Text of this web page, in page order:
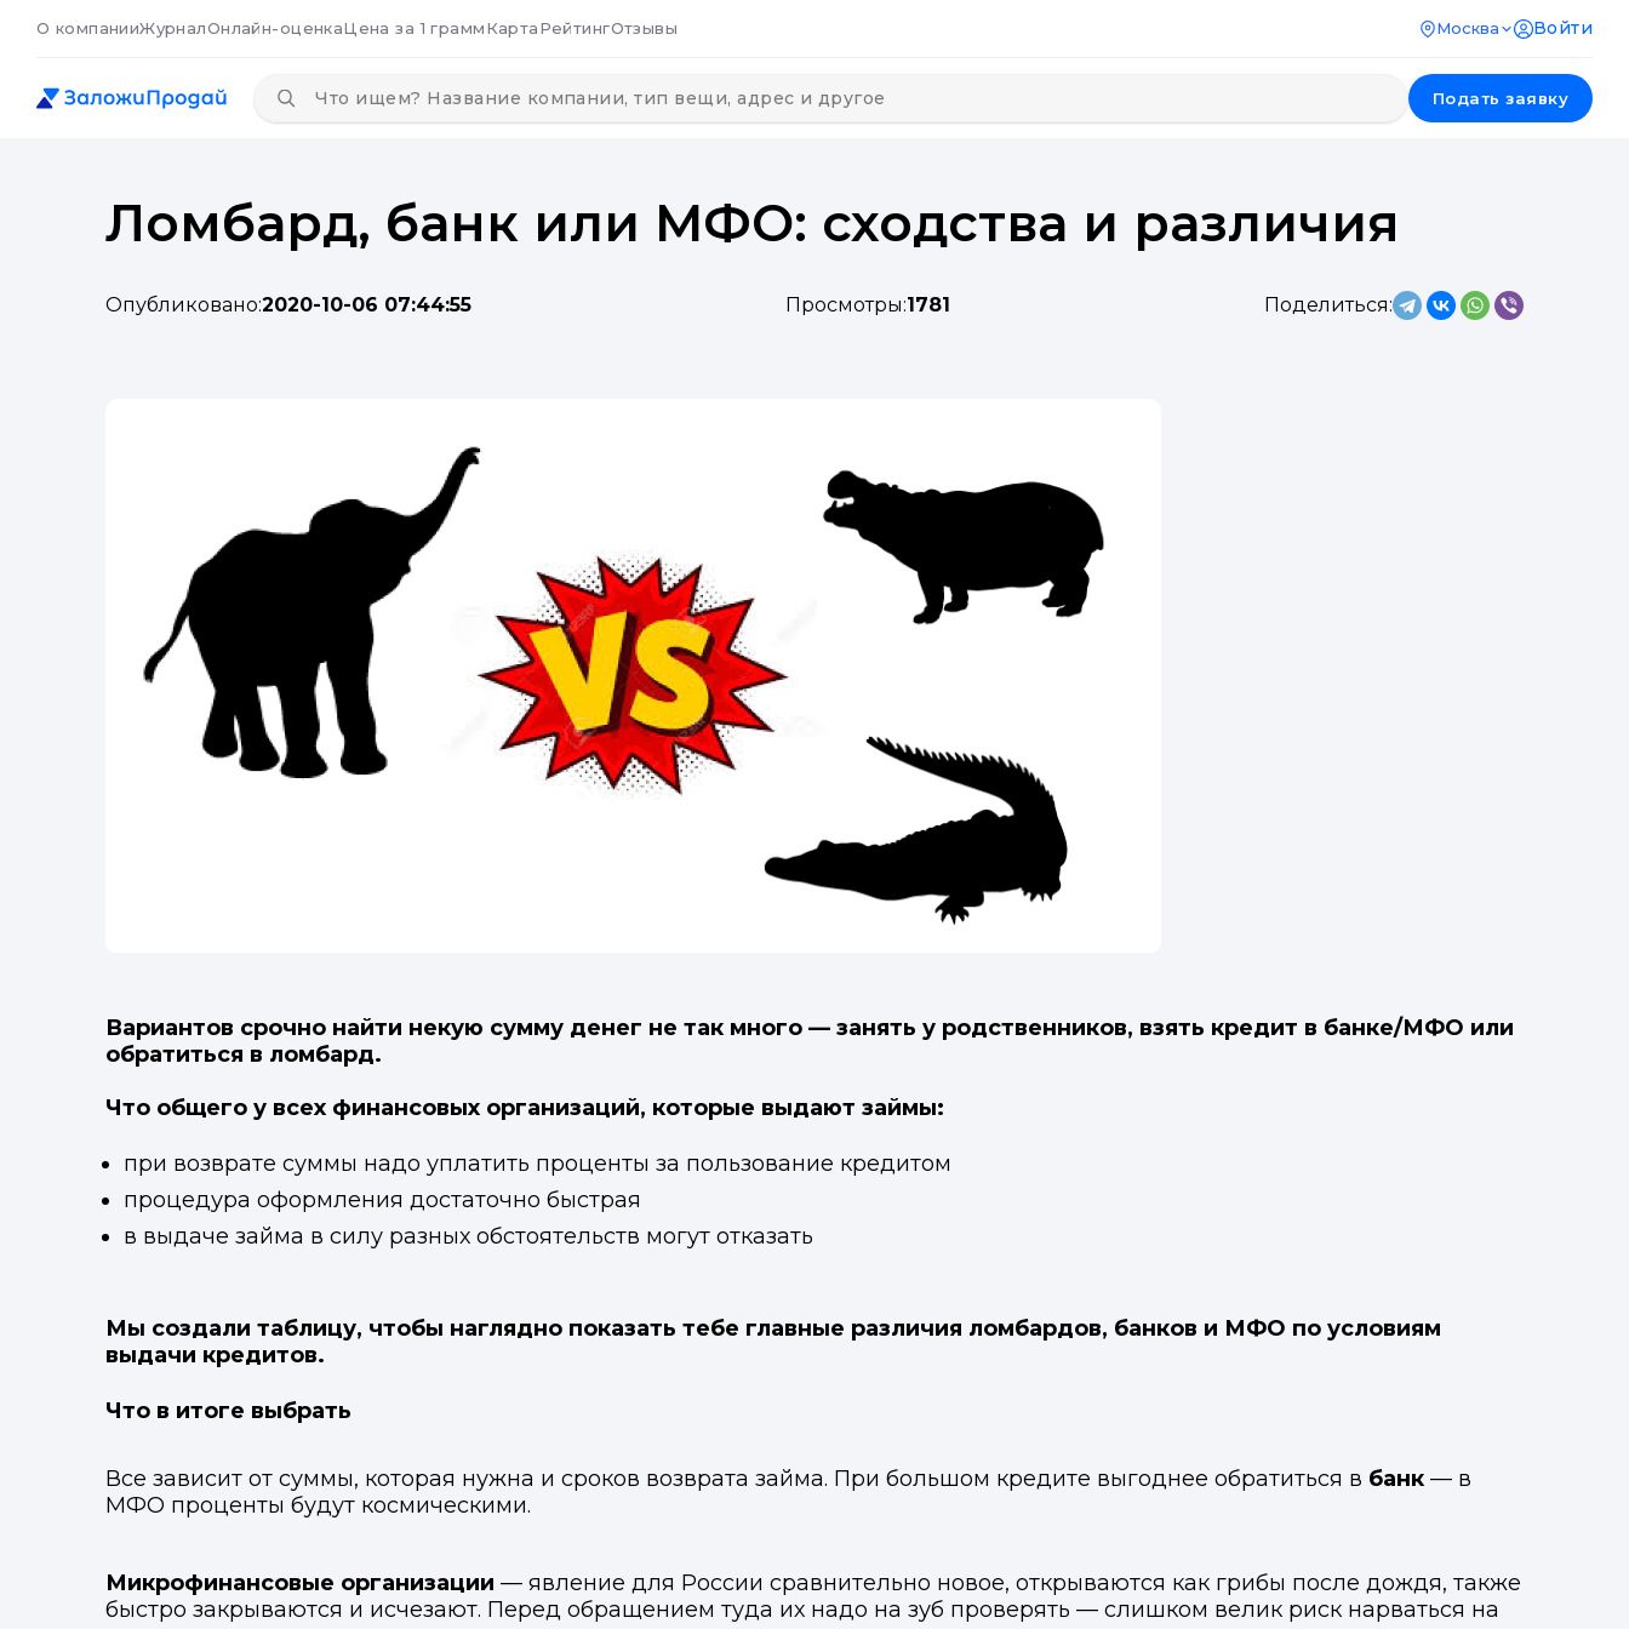
О компанииЖурналОнлайн-оценкаЦена за 1 граммКартаРейтингОтзывы Москва Войти
Подать заявку
Ломбард, банк или МФО: сходства и различия
Опубликовано:2020-10-06 07:44:55 Просмотры:1781 Поделиться:
Вариантов срочно найти некую сумму денег не так много — занять у родственников, взять кредит в банке/МФО или
обратиться в ломбард.
Что общего у всех финансовых организаций, которые выдают займы:
при возврате суммы надо уплатить проценты за пользование кредитом
процедура оформления достаточно быстрая
в выдаче займа в силу разных обстоятельств могут отказать
Мы создали таблицу, чтобы наглядно показать тебе главные различия ломбардов, банков и МФО по условиям
выдачи кредитов.
Что в итоге выбрать
Все зависит от суммы, которая нужна и сроков возврата займа. При большом кредите выгоднее обратиться в банк — в
МФО проценты будут космическими.
Микрофинансовые организации — явление для России сравнительно новое, открываются как грибы после дождя, также
быстро закрываются и исчезают. Перед обращением туда их надо на зуб проверять — слишком велик риск нарваться на